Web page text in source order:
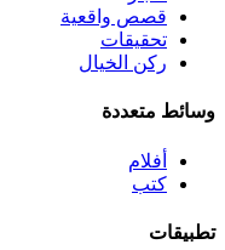
قصص واقعية
تحقيقات
ركن الخيال
وسائط متعددة
أفلام
كتب
تطبيقات